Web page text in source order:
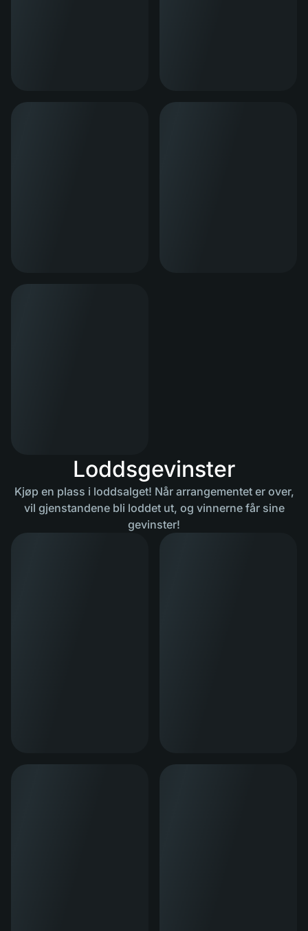
Loddsgevinster
Kjøp en plass i loddsalget! Når arrangementet er over,
vil gjenstandene bli loddet ut, og vinnerne får sine
gevinster!